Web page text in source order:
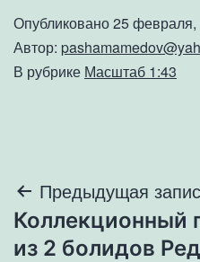
Опубликовано25 февраля,
Автор:
В рубрике Масштаб 1:43
Навигация
по
Предыдущая
Коллекционный
из 2 болидов